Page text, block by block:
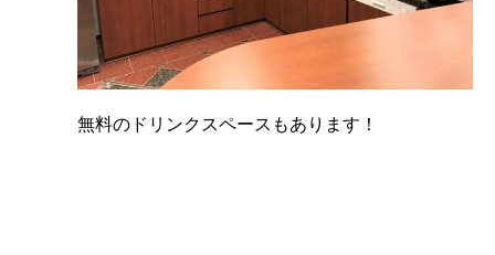
無料のドリンクスペースもあります！